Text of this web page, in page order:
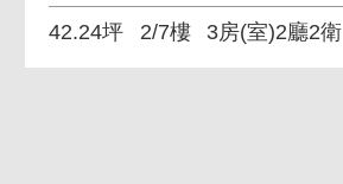
42.24坪 2/7樓 3房(室)2廳2衛